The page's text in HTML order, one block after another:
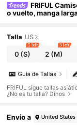
FRIFUL
o vuelto, manga
Talla US
0 (S)
5 left
2 (M)
3 left
Guía de Tallas
FRIFUL sigue tallas
¿No es tu talla? Dinos
Envío a United States